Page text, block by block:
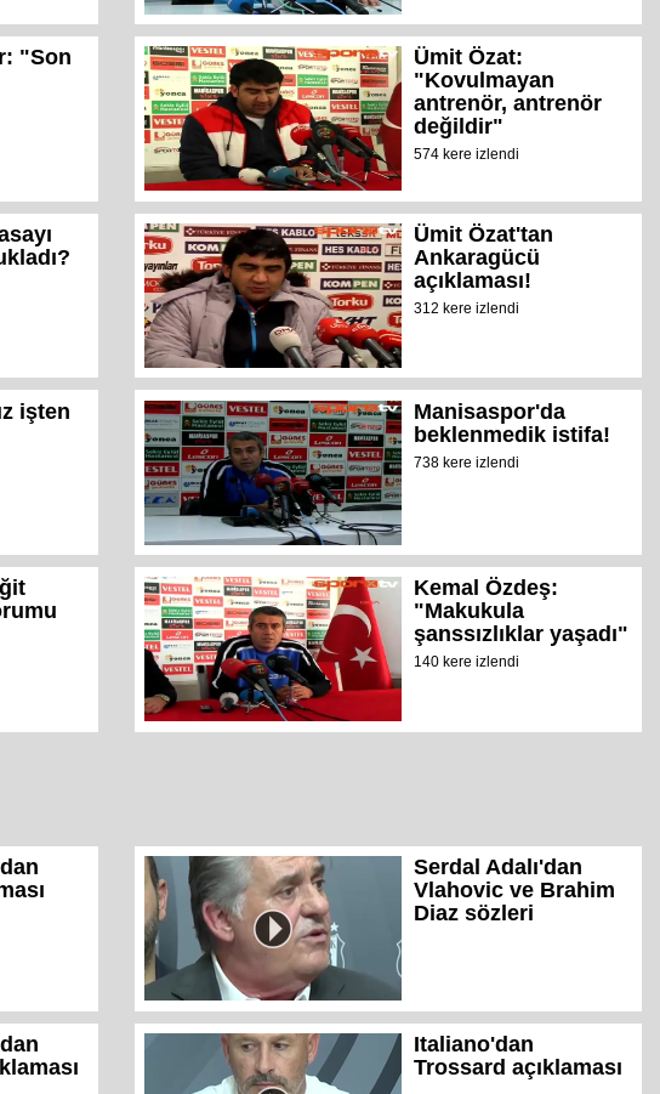
"Son
Ümit Özat:
"Kovulmayan
antrenör, antrenör
değildir"
574 kere izlendi
Ümit Özat'tan
Ankaragücü
açıklaması!
312 kere izlendi
işten
Manisaspor'da
beklenmedik istifa!
738 kere izlendi
Kemal Özdeş:
"Makukula
şanssızlıklar yaşadı"
140 kere izlendi
Serdal Adalı'dan
Vlahovic ve Brahim
Diaz sözleri
Italiano'dan
Trossard açıklaması